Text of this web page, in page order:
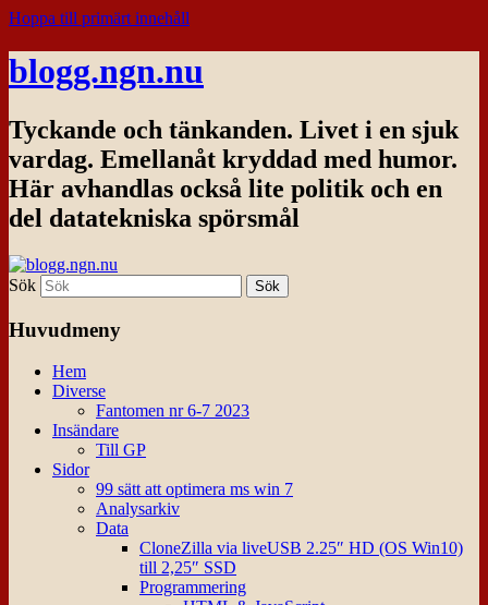
Hoppa till primärt innehåll
blogg.ngn.nu
Tyckande och tänkanden. Livet i en sjuk
vardag. Emellanåt kryddad med humor.
Här avhandlas också lite politik och en
del datatekniska spörsmål
Sök
Huvudmeny
Hem
Diverse
Fantomen nr 6-7 2023
Insändare
Till GP
Sidor
99 sätt att optimera ms win 7
Analysarkiv
Data
CloneZilla via liveUSB 2.25″ HD (OS Win10)
till 2,25″ SSD
Programmering